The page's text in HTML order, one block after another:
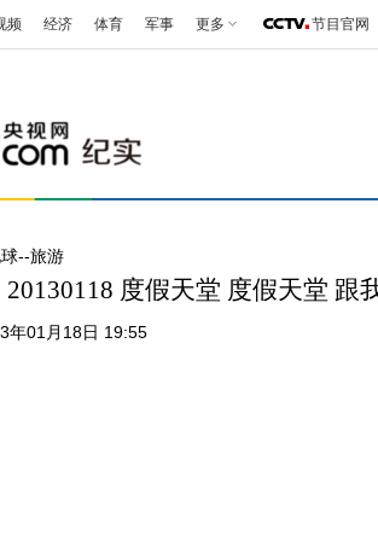
频 经济 体育 军事 更多 节目官网
--旅游
20130118 度假天堂 度假天堂 跟
年01月18日 19:55